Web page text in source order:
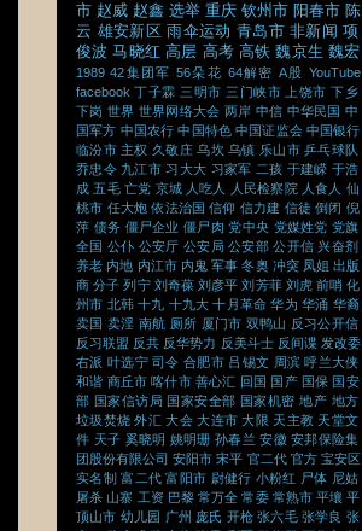
市 赵威 赵鑫 选举 重庆 钦州市 阳春市 陈
云 雄安新区 雨伞运动 青岛市 非新闻 项
俊波 马晓红 高层 高考 高铁 魏京生 魏宏
1989 42集团军 56朵花 64解密 A股 YouTube
facebook 丁子霖 三明市 三门峡市 上饶市 下乡
下岗 世界 世界网络大会 两岸 中信 中华民国 中
国军方 中国农行 中国特色 中国证监会 中国银行
临汾市 主权 久敬庄 乌坎 乌镇 乐山市 乒乓球队
乔忠令 九江市 习大大 习家军 二孩 于建嵘 于浩
成 五毛 亡党 京城 人吃人 人民检察院 人食人 仙
桃市 任大炮 依法治国 信仰 信力建 信徒 倒闭 倪
萍 债务 僵尸企业 僵尸肉 党中央 党媒姓党 党旗
全国 公仆 公安厅 公安局 公安部 公开信 兴奋剂
养老 内地 内江市 内鬼 军事 冬奥 冲突 凤姐 出版
商 分子 列宁 刘奇葆 刘彦平 刘芳菲 刘虎 前哨 化
州市 北韩 十九 十九大 十月革命 华为 华涌 华裔
卖国 卖淫 南航 厕所 厦门市 双鸭山 反习公开信
反习联盟 反共 反华势力 反美斗士 反间谍 发改委
右派 叶选宁 司令 合肥市 吕锡文 周滨 呼兰大侠
和谐 商丘市 喀什市 善心汇 回国 国产 国保 国安
部 国家信访局 国家安全部 国家机密 地产 地方
垃圾焚烧 外汇 大会 大连市 大限 天主教 天堂文
件 天子 奚晓明 姚明珊 孙春兰 安徽 安邦保险集
团股份有限公司 安阳市 宋平 官二代 官方 宝安区
实名制 富二代 富阳市 尉健行 小粉红 尸体 尼姑
屠杀 山寨 工资 巴黎 常万全 常委 常熟市 平壤 平
顶山市 幼儿园 广州 庞氏 开枪 张六毛 张学良 张